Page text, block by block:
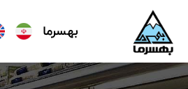
بهسرما